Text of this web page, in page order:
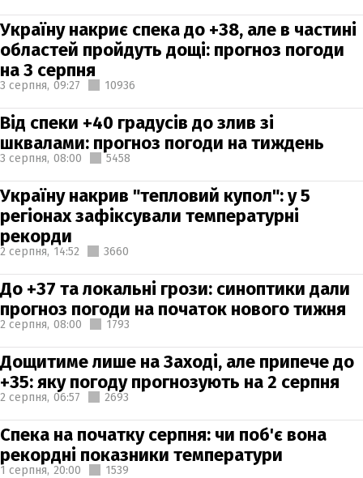
Україну накриє спека до +38, але в частині
областей пройдуть дощі: прогноз погоди
на 3 серпня
3 серпня, 09:27 10936
Від спеки +40 градусів до злив зі
шквалами: прогноз погоди на тиждень
3 серпня, 08:00 5458
Україну накрив "тепловий купол": у 5
регіонах зафіксували температурні
рекорди
2 серпня, 14:52 3660
До +37 та локальні грози: синоптики дали
прогноз погоди на початок нового тижня
2 серпня, 08:00 1793
Дощитиме лише на Заході, але припече до
+35: яку погоду прогнозують на 2 серпня
2 серпня, 06:57 2693
Спека на початку серпня: чи поб'є вона
рекордні показники температури
1 серпня, 20:00 1539